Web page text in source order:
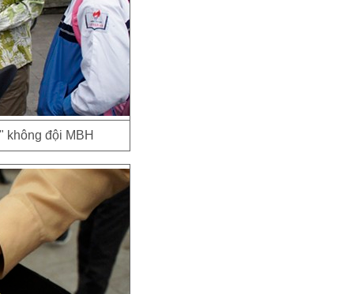
không đội MBH